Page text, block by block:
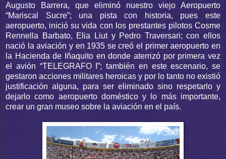
Augusto Barrera, que eliminó nuestro viejo Aeropuerto
“Mariscal Sucre”; una pista con historia, pues este
aeropuerto, inició su vida con los prestantes pilotos Cosme
Rennella Barbato, Elia Liut y Pedro Traversari; con ellos
nació la aviación y en 1935 se creó el primer aeropuerto en
la Hacienda de Iñaquito en donde aterrizó por primera vez
el avión “TELEGRAFO I”; también en este escenario, se
gestaron acciones militares heroicas y por lo tanto no existió
justificación alguna, para ser eliminado sino respetarlo y
dejarlo como aeropuerto doméstico y lo más importante,
crear un gran museo sobre la aviación en el país.